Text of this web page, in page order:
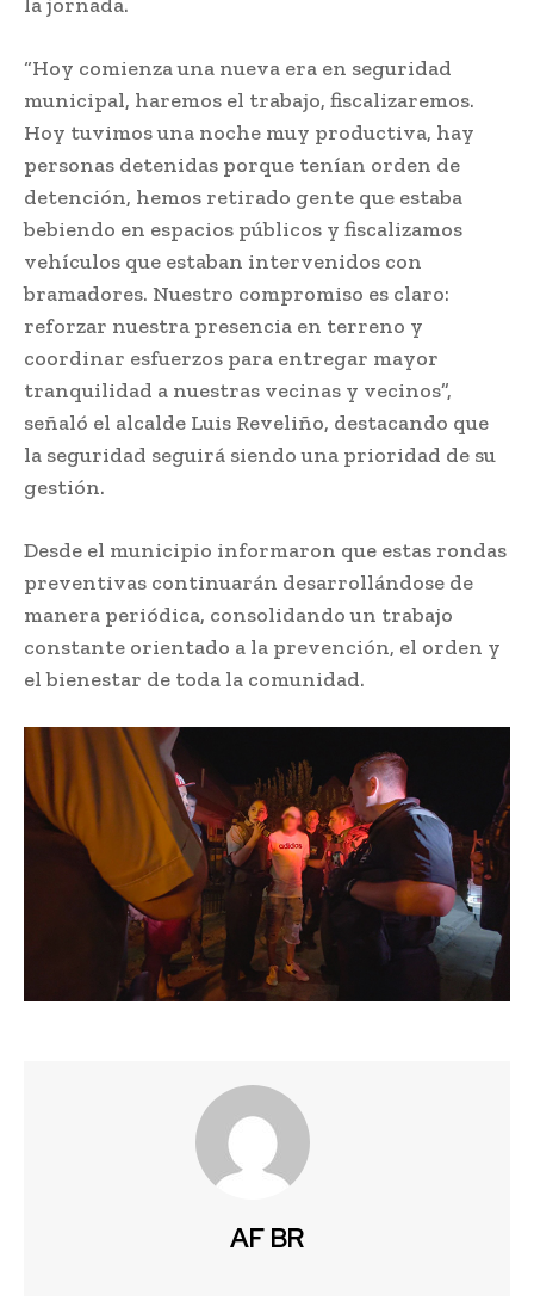
la jornada.
“Hoy comienza una nueva era en seguridad
municipal, haremos el trabajo, fiscalizaremos.
Hoy tuvimos una noche muy productiva, hay
personas detenidas porque tenían orden de
detención, hemos retirado gente que estaba
bebiendo en espacios públicos y fiscalizamos
vehículos que estaban intervenidos con
bramadores. Nuestro compromiso es claro:
reforzar nuestra presencia en terreno y
coordinar esfuerzos para entregar mayor
tranquilidad a nuestras vecinas y vecinos”,
señaló el alcalde Luis Reveliño, destacando que
la seguridad seguirá siendo una prioridad de su
gestión.
Desde el municipio informaron que estas rondas
preventivas continuarán desarrollándose de
manera periódica, consolidando un trabajo
constante orientado a la prevención, el orden y
el bienestar de toda la comunidad.
AF BR